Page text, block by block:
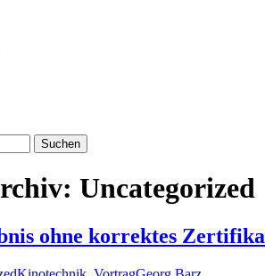
Uncategorized
ohne korrektes